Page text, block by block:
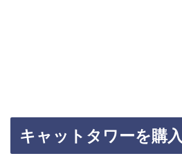
キャットタワーを購入